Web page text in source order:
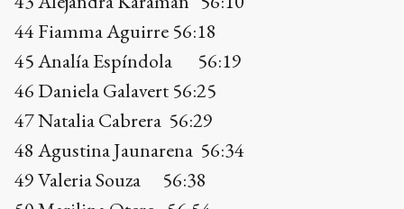
49 Valeria Souza 56:38
50 Marilina Otero 56:54
51 María L. Izuzquiza 56:56
52 María Ludmila 56:57
53 Manuela Etchegaray 57:06
54 Ruth Jaque 57:13
55 Marcela Abraham 57:28